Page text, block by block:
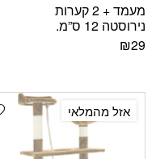
מעמד + 2 קערות
נירוסטה 12 ס”מ.
₪29
אזל מהמלאי